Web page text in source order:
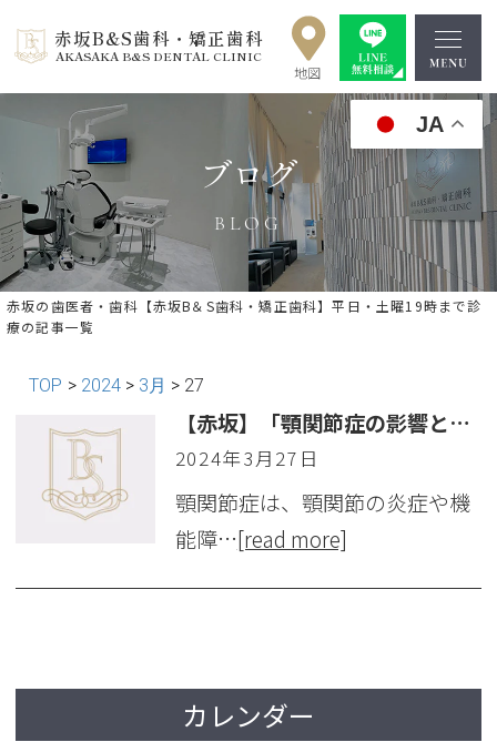
赤坂B&S歯科・矯正歯科
AKASAKA B&S DENTAL CLINIC
JA
ブログ
BLOG
赤坂の歯医者・歯科【赤坂B＆S歯科・矯正歯科】平日・土曜19時まで診
療の記事一覧
TOP > 2024 > 3月 > 27
【赤坂】「顎関節症の影響と対策：体への影響や治療法について」
2024年3月27日
顎関節症は、顎関節の炎症や機
能障…[read more]
カレンダー